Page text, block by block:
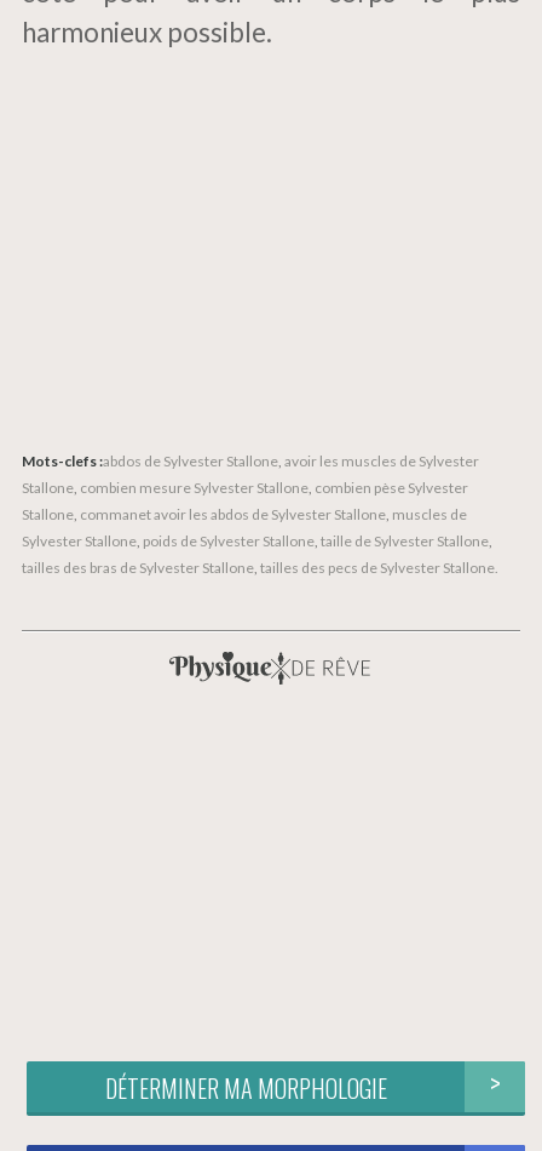
harmonieux possible.
Mots-clefs :abdos de Sylvester Stallone, avoir les muscles de Sylvester
Stallone, combien mesure Sylvester Stallone, combien pèse Sylvester
Stallone, commanet avoir les abdos de Sylvester Stallone, muscles de
Sylvester Stallone, poids de Sylvester Stallone, taille de Sylvester Stallone,
tailles des bras de Sylvester Stallone, tailles des pecs de Sylvester Stallone
DÉTERMINER MA MORPHOLOGIE